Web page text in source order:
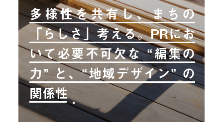
多様性を共有し、まちの
「らしさ」考える。PRにお
いて必要不可欠な “編集の
力” と、“地域デザイン” の
関係性